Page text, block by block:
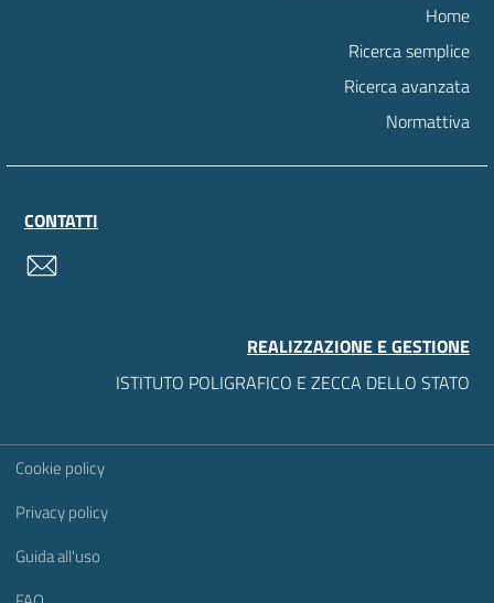
Home
Ricerca semplice
Ricerca avanzata
Normattiva
CONTATTI
REALIZZAZIONE E GESTIONE
ISTITUTO POLIGRAFICO E ZECCA DELLO STATO
Sezione Link Utili
Cookie policy
Privacy policy
Guida all'uso